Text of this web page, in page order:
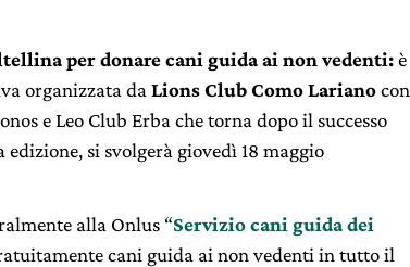
per donare cani guida ai non vedenti:è
organizzata da Lions Club Como Larianocon
e Leo Club Erba che torna dopo il successo
edizione, si svolgerà giovedì 18 maggio
alla Onlus “Servizio cani guida dei
cani guida ai non vedenti in tutto il